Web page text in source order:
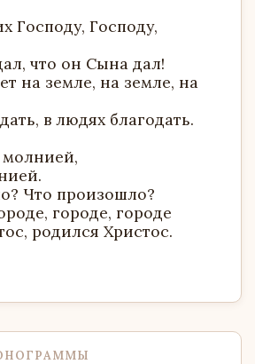
Господу, Господу,
что он Сына дал!
на земле, на земле, на
в людях благодать.
молнией,
Что произошло?
городе, городе
родился Христос.